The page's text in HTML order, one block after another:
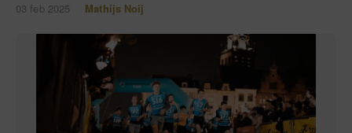
03 feb 2025 Mathijs Noij